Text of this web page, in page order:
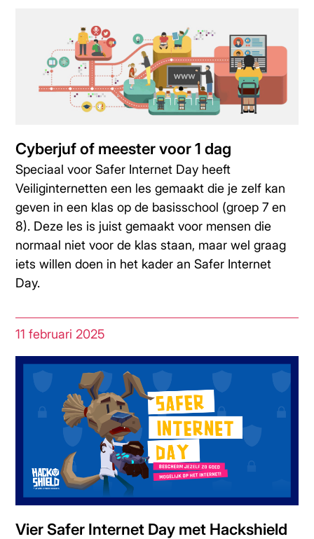
Cyberjuf of meester voor 1 dag
Speciaal voor Safer Internet Day heeft
Veiliginternetten een les gemaakt die je zelf kan
geven in een klas op de basisschool (groep 7 en
8). Deze les is juist gemaakt voor mensen die
normaal niet voor de klas staan, maar wel graag
iets willen doen in het kader an Safer Internet
Day.
11 februari 2025
Vier Safer Internet Day met Hackshield